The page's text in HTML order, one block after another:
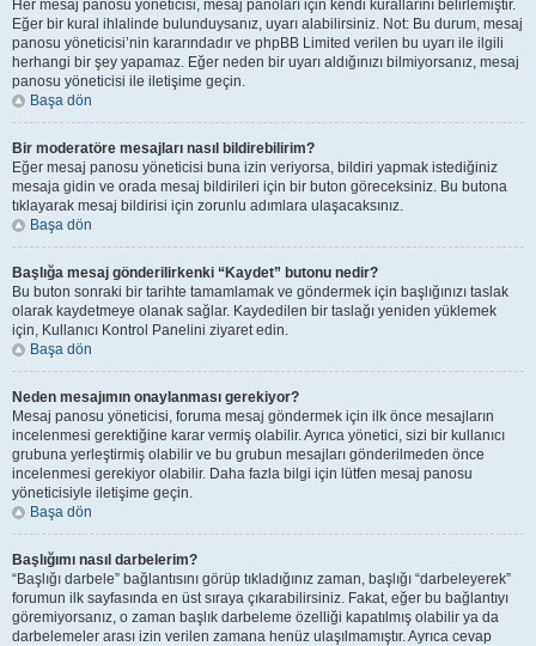
Her mesaj panosu yöneticisi, mesaj panoları için kendi kurallarını belirlemiştir.
Eğer bir kural ihlalinde bulunduysanız, uyarı alabilirsiniz. Not: Bu durum, mesaj
panosu yöneticisi’nin kararındadır ve phpBB Limited verilen bu uyarı ile ilgili
herhangi bir şey yapamaz. Eğer neden bir uyarı aldığınızı bilmiyorsanız, mesaj
panosu yöneticisi ile iletişime geçin.
Başa dön
Bir moderatöre mesajları nasıl bildirebilirim?
Eğer mesaj panosu yöneticisi buna izin veriyorsa, bildiri yapmak istediğiniz
mesaja gidin ve orada mesaj bildirileri için bir buton göreceksiniz. Bu butona
tıklayarak mesaj bildirisi için zorunlu adımlara ulaşacaksınız.
Başa dön
Başlığa mesaj gönderilirkenki “Kaydet” butonu nedir?
Bu buton sonraki bir tarihte tamamlamak ve göndermek için başlığınızı taslak
olarak kaydetmeye olanak sağlar. Kaydedilen bir taslağı yeniden yüklemek
için, Kullanıcı Kontrol Panelini ziyaret edin.
Başa dön
Neden mesajımın onaylanması gerekiyor?
Mesaj panosu yöneticisi, foruma mesaj göndermek için ilk önce mesajların
incelenmesi gerektiğine karar vermiş olabilir. Ayrıca yönetici, sizi bir kullanıcı
grubuna yerleştirmiş olabilir ve bu grubun mesajları gönderilmeden önce
incelenmesi gerekiyor olabilir. Daha fazla bilgi için lütfen mesaj panosu
yöneticisiyle iletişime geçin.
Başa dön
Başlığımı nasıl darbelerim?
“Başlığı darbele” bağlantısını görüp tıkladığınız zaman, başlığı “darbeleyerek”
forumun ilk sayfasında en üst sıraya çıkarabilirsiniz. Fakat, eğer bu bağlantıyı
göremiyorsanız, o zaman başlık darbeleme özelliği kapatılmış olabilir ya da
darbelemeler arası izin verilen zamana henüz ulaşılmamıştır. Ayrıca cevap